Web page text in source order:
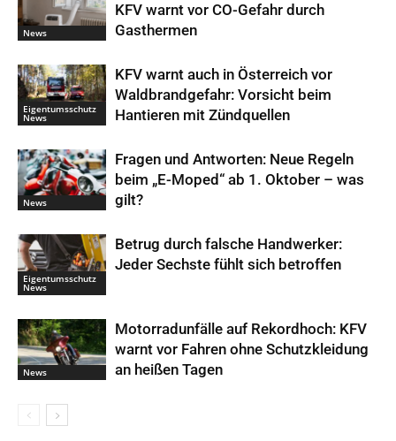
News
KFV warnt vor CO-Gefahr durch
Gasthermen
Eigentumsschutz
News
KFV warnt auch in Österreich vor
Waldbrandgefahr: Vorsicht beim
Hantieren mit Zündquellen
News
Fragen und Antworten: Neue Regeln
beim „E-Moped“ ab 1. Oktober – was
gilt?
Eigentumsschutz
News
Betrug durch falsche Handwerker:
Jeder Sechste fühlt sich betroffen
News
Motorradunfälle auf Rekordhoch: KFV
warnt vor Fahren ohne Schutzkleidung
an heißen Tagen